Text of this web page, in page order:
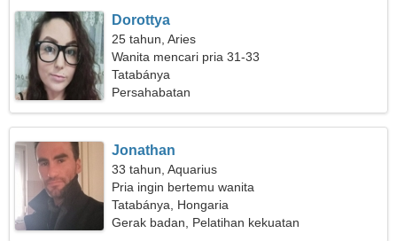
Dorottya
25 tahun, Aries
Wanita mencari pria 31-33
Tatabánya
Persahabatan
Jonathan
33 tahun, Aquarius
Pria ingin bertemu wanita
Tatabánya, Hongaria
Gerak badan, Pelatihan kekuatan